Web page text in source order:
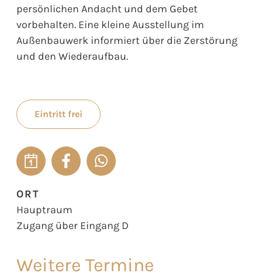
persönlichen Andacht und dem Gebet
vorbehalten. Eine kleine Ausstellung im
Außenbauwerk informiert über die Zerstörung
und den Wiederaufbau.
Eintritt frei
ORT
Hauptraum
Zugang über Eingang D
Weitere Termine